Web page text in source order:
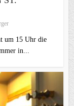
um 15 Uhr die
in...